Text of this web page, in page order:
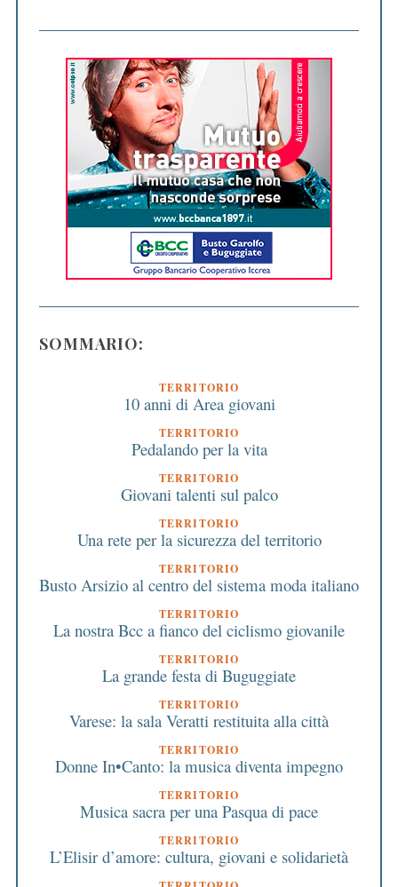
SOMMARIO:
TERRITORIO
10 anni di Area giovani
TERRITORIO
Pedalando per la vita
TERRITORIO
Giovani talenti sul palco
TERRITORIO
Una rete per la sicurezza del territorio
TERRITORIO
Busto Arsizio al centro del sistema moda italiano
TERRITORIO
La nostra Bcc a fianco del ciclismo giovanile
TERRITORIO
La grande festa di Buguggiate
TERRITORIO
Varese: la sala Veratti restituita alla città
TERRITORIO
Donne In•Canto: la musica diventa impegno
TERRITORIO
Musica sacra per una Pasqua di pace
TERRITORIO
L’Elisir d’amore: cultura, giovani e solidarietà